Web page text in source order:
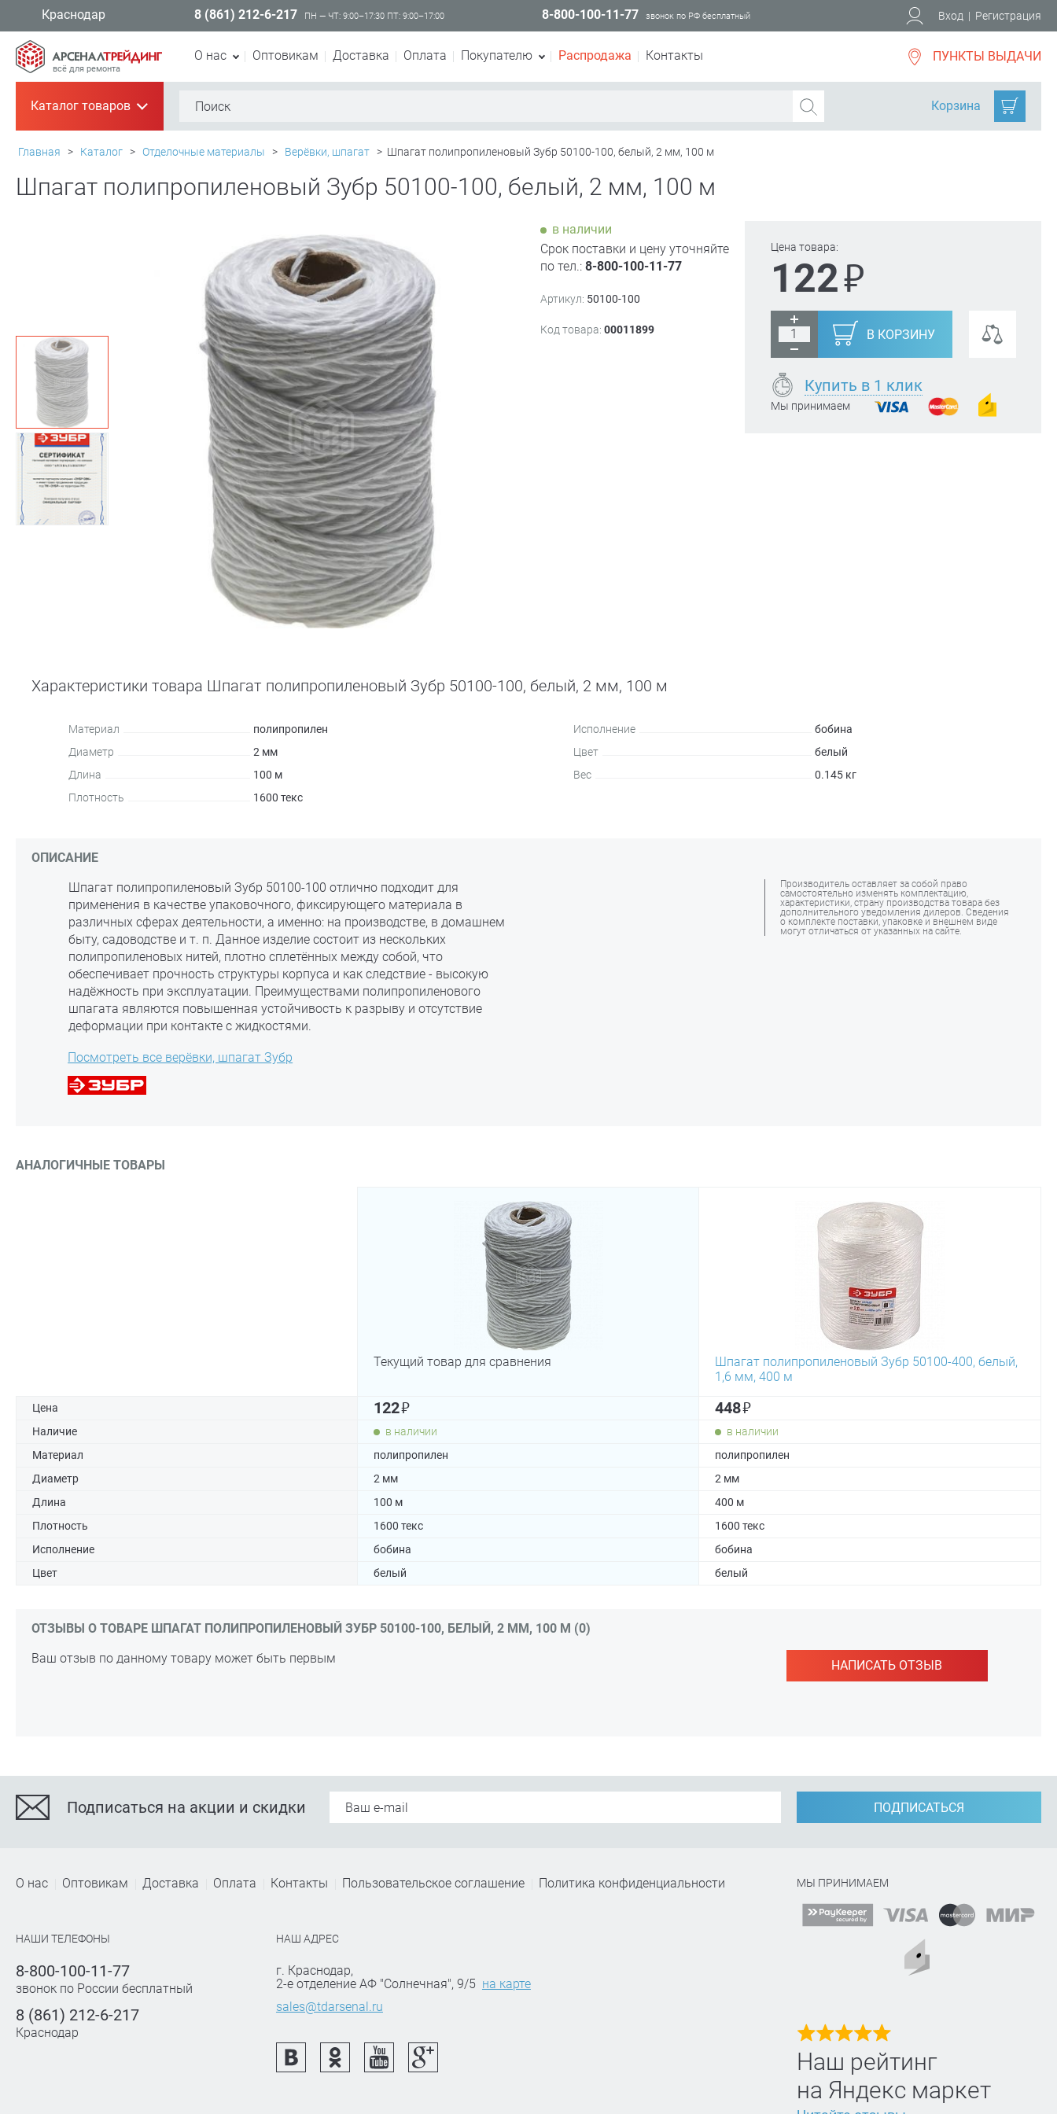
Краснодар 8 (861) 212-6-217 ПН — ЧТ: 9:00–17:30 ПТ: 9:00–17:00 8-800-100-11-77 звонок по РФ бесплатный Вход | Регистрация
всё для ремонта
О нас Оптовикам Доставка Оплата Покупателю Распродажа Контакты ПУНКТЫ ВЫДАЧИ
Каталог товаров+ Корзина
Главная > Каталог > Отделочные материалы > Верёвки, шпагат > Шпагат полипропиленовый Зубр 50100-100, белый, 2 мм, 100 м
Шпагат полипропиленовый Зубр 50100-100, белый, 2 мм, 100 м
Цена товара:
122₽
В КОРЗИНУ
Купить в 1 клик
Мы принимаем
в наличии
Срок поставки и цену уточняйте
по тел.:8-800-100-11-77
Артикул: 50100-100
Код товара: 00011899
Характеристики товара Шпагат полипропиленовый Зубр 50100-100, белый, 2 мм, 100 м
Материал
полипропилен
Диаметр
2 мм
Длина
100 м
Плотность
1600 текс
Исполнение
бобина
Цвет
белый
Вес
0.145 кг
ОПИСАНИЕ
Шпагат полипропиленовый Зубр 50100-100 отлично подходит для
применения в качестве упаковочного, фиксирующего материала в
различных сферах деятельности, а именно: на производстве, в домашнем
быту, садоводстве и т. п. Данное изделие состоит из нескольких
полипропиленовых нитей, плотно сплетённых между собой, что
обеспечивает прочность структуры корпуса и как следствие - высокую
надёжность при эксплуатации. Преимуществами полипропиленового
шпагата являются повышенная устойчивость к разрыву и отсутствие
деформации при контакте с жидкостями.
Производитель оставляет за собой право
самостоятельно изменять комплектацию,
характеристики, страну производства товара без
дополнительного уведомления дилеров. Сведения
о комплекте поставки, упаковке и внешнем виде
могут отличаться от указанных на сайте.
Посмотреть все верёвки, шпагат Зубр
АНАЛОГИЧНЫЕ ТОВАРЫ
Текущий товар для сравнения
Шпагат полипропиленовый Зубр 50100-400, белый,
1,6 мм, 400 м
Цена 122₽ 448₽
Наличие в наличии
в наличии
Материал
полипропилен
полипропилен
Диаметр
2 мм
2 мм
Длина
100 м
400 м
Плотность
1600 текс
1600 текс
Исполнение
бобина
бобина
Цвет
белый белый
ОТЗЫВЫ О ТОВАРЕ ШПАГАТ ПОЛИПРОПИЛЕНОВЫЙ ЗУБР 50100-100, БЕЛЫЙ, 2 ММ, 100 М (0)
НАПИСАТЬ ОТЗЫВ
Ваш отзыв по данному товару может быть первым
Подписаться на акции и скидки ПОДПИСАТЬСЯ
О нас Оптовикам Доставка Оплата Контакты Пользовательское соглашение Политика конфиденциальности
НАШИ ТЕЛЕФОНЫ
8-800-100-11-77
звонок по России бесплатный
8 (861) 212-6-217
Краснодар
НАШ АДРЕС
г. Краснодар,
2-е отделение АФ "Солнечная", 9/5 на карте
sales@tdarsenal.ru
МЫ ПРИНИМАЕМ
Наш рейтинг
на Яндекс маркет